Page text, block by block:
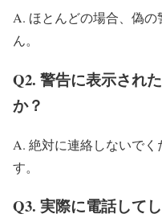
A. ほとんどの場合、偽
ん。
Q2. 警告に表示され
か？
A. 絶対に連絡しないで
す。
Q3. 実際に電話して